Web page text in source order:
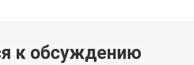
к обсуждению